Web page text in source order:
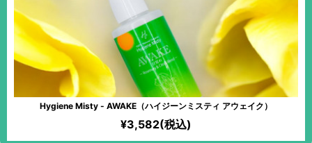
Hygiene Misty - AWAKE（ハイジーンミスティ アウェイク）
¥3,582(税込)